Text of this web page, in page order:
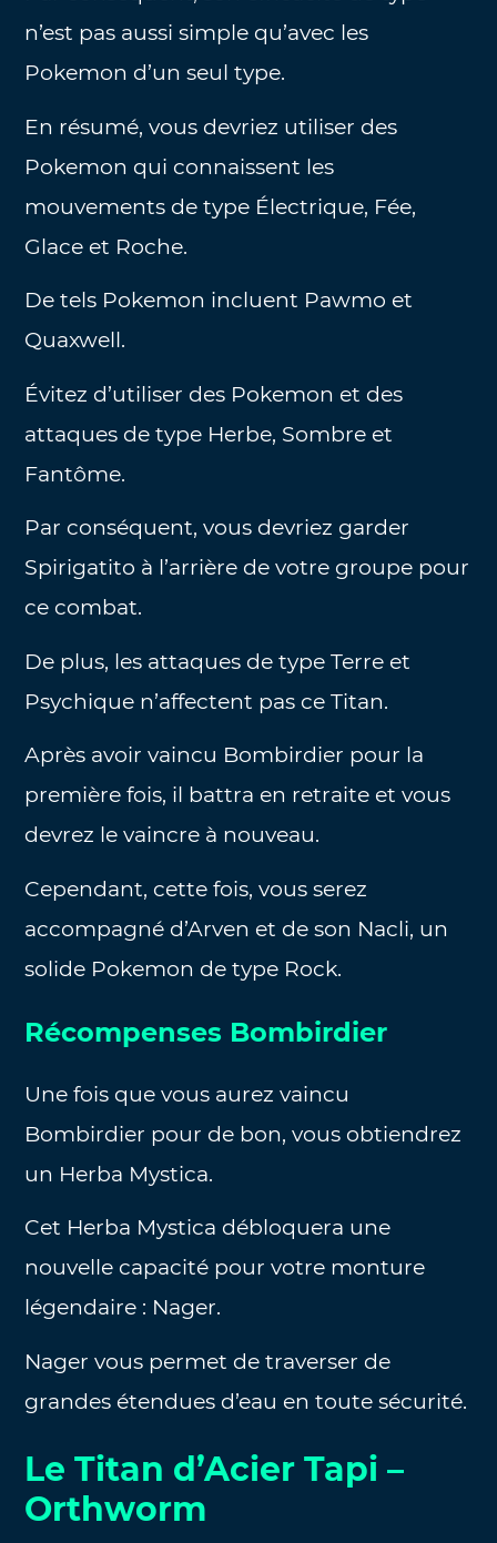
n’est pas aussi simple qu’avec les
Pokemon d’un seul type.
En résumé, vous devriez utiliser des
Pokemon qui connaissent les
mouvements de type Électrique, Fée,
Glace et Roche.
De tels Pokemon incluent Pawmo et
Quaxwell.
Évitez d’utiliser des Pokemon et des
attaques de type Herbe, Sombre et
Fantôme.
Par conséquent, vous devriez garder
Spirigatito à l’arrière de votre groupe pour
ce combat.
De plus, les attaques de type Terre et
Psychique n’affectent pas ce Titan.
Après avoir vaincu Bombirdier pour la
première fois, il battra en retraite et vous
devrez le vaincre à nouveau.
Cependant, cette fois, vous serez
accompagné d’Arven et de son Nacli, un
solide Pokemon de type Rock.
Récompenses Bombirdier
Une fois que vous aurez vaincu
Bombirdier pour de bon, vous obtiendrez
un Herba Mystica.
Cet Herba Mystica débloquera une
nouvelle capacité pour votre monture
légendaire : Nager.
Nager vous permet de traverser de
grandes étendues d’eau en toute sécurité.
Le Titan d’Acier Tapi –
Orthworm